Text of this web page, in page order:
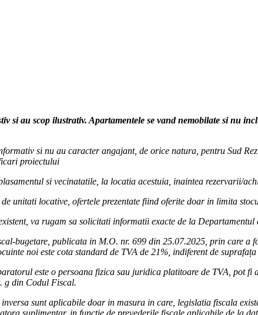
au scop ilustrativ. Apartamentele se vand nemobilate si nu
si nu au caracter angajant, de orice natura, pentru Sud
proiectului
si vecinatatile, la locatia acestuia, inaintea rezervarii/
unitati locative, ofertele prezentate fiind oferite doar in limita
va rugam sa solicitati informatii exacte de la Departamentul
bugetare, publicata in M.O. nr. 699 din 25.07.2025, prin care a
noi este cota standard de TVA de 21%, indiferent de
este o persoana fizica sau juridica platitoare de TVA, pot
g din Codul Fiscal.
sunt aplicabile doar in masura in care, legislatia fiscala
suplimentar, in functie de prevederile fiscale aplicabile de la